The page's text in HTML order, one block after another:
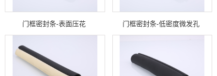
门框密封条-表面压花 门框密封条-低密度微发孔